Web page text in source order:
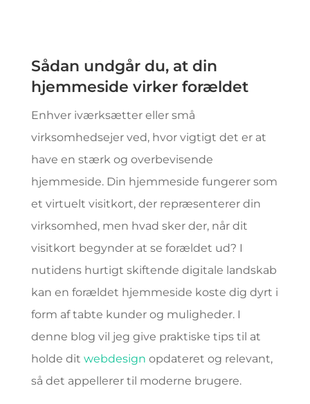
Sådan undgår du, at din
hjemmeside virker forældet
Enhver iværksætter eller små
virksomhedsejer ved, hvor vigtigt det er at
have en stærk og overbevisende
hjemmeside. Din hjemmeside fungerer som
et virtuelt visitkort, der repræsenterer din
virksomhed, men hvad sker der, når dit
visitkort begynder at se forældet ud? I
nutidens hurtigt skiftende digitale landskab
kan en forældet hjemmeside koste dig dyrt i
form af tabte kunder og muligheder. I
denne blog vil jeg give praktiske tips til at
holde dit webdesign opdateret og relevant,
så det appellerer til moderne brugere.